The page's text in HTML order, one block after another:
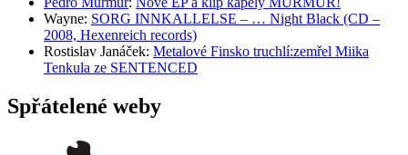
Wayne: SORG INNKALLELSE – … Night Black (CD –
2008, Hexenreich records)
Rostislav Janáček: Metalové Finsko truchlí:zemřel Miika
Tenkula ze SENTENCED
Spřátelené weby